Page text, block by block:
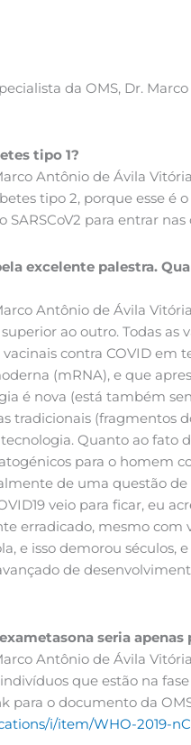
da OMS, Dr.
tipo 1?
Antônio de Ávila
tipo 2, porque esse
para entrar
excelente palestra.
Antônio de Ávila
ao outro. Todas
contra COVID em
(mRNA), e que
é nova (está também
tradicionais (fragmentos
Quanto ao fato
para o homem
de uma questão
veio para ficar, eu
erradicado, mesmo com
e isso demorou
de
seria apenas
Antônio de Ávila
que estão na
para o documento da
i/item/WHO-2019-